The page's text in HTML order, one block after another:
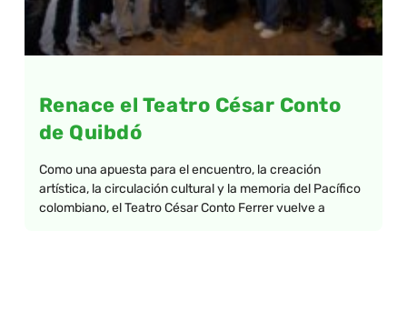
Renace el Teatro César Conto
de Quibdó
Como una apuesta para el encuentro, la creación
artística, la circulación cultural y la memoria del Pacífico
colombiano, el Teatro César Conto Ferrer vuelve a